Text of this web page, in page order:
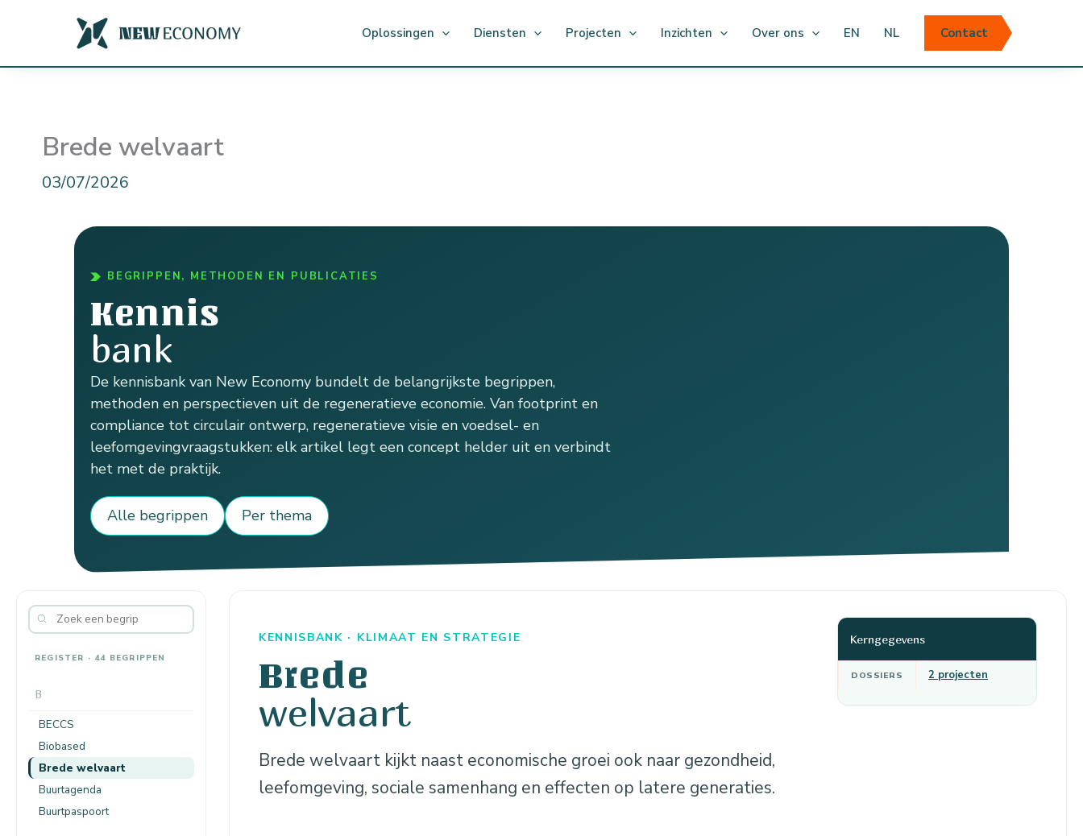
de
Oplossingen Diensten Projecten Inzichten Over ons EN NL Contact
Brede welvaart
03/07/2026
BEGRIPPEN, METHODEN EN PUBLICATIES
Kennis
bank
De kennisbank van New Economy bundelt de belangrijkste begrippen,
methoden en perspectieven uit de regeneratieve economie. Van footprint en
compliance tot circulair ontwerp, regeneratieve visie en voedsel- en
leefomgevingvraagstukken: elk artikel legt een concept helder uit en verbindt
het met de praktijk.
Alle begrippen Per thema
REGISTER · 44 BEGRIPPEN
B
BECCS
Biobased
Brede welvaart
Buurtagenda
Buurtpaspoort
KENNISBANK · KLIMAAT EN STRATEGIE
Brede
welvaart
Brede welvaart kijkt naast economische groei ook naar gezondheid,
leefomgeving, sociale samenhang en effecten op latere generaties.
Kerngegevens
DOSSIERS 2 projecten